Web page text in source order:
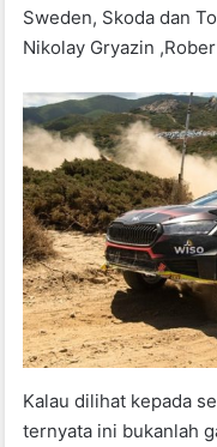
Sweden, Skoda dan
Nikolay Gryazin
Kalau dilihat kepada
ternyata ini bukanlah